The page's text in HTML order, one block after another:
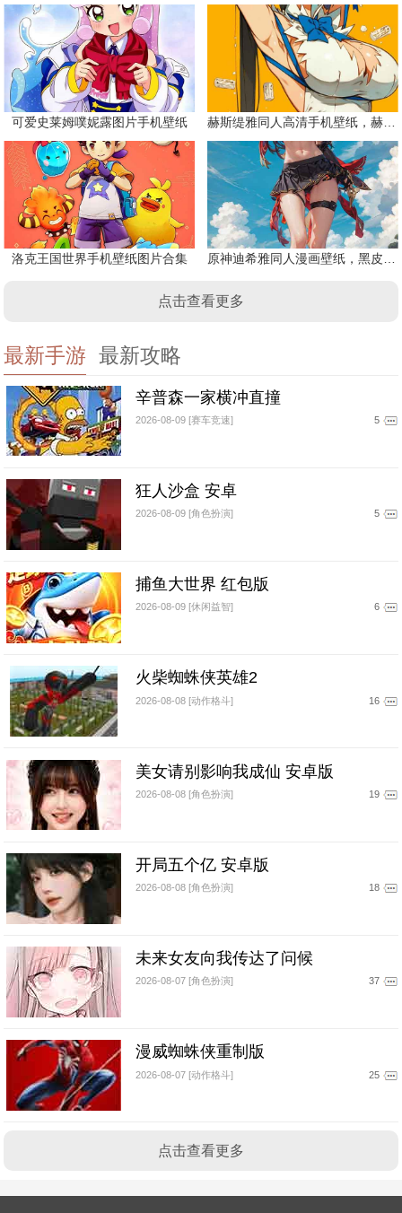
可爱史莱姆噗妮露图片手机壁纸 赫斯缇雅同人高清手机壁纸，赫斯缇雅是什么神？
洛克王国世界手机壁纸图片合集
点击查看更多
最新手游 最新攻略
辛普森一家横冲直撞
2026-08-09 [赛车竞速] 5
狂人沙盒 安卓
2026-08-09 [角色扮演] 5
捕鱼大世界 红包版
2026-08-09 [休闲益智] 6
火柴蜘蛛侠英雄2
2026-08-08 [动作格斗] 16
美女请别影响我成仙 安卓版
2026-08-08 [角色扮演] 19
开局五个亿 安卓版
2026-08-08 [角色扮演] 18
未来女友向我传达了问候
2026-08-07 [角色扮演] 37
漫威蜘蛛侠重制版
2026-08-07 [动作格斗] 25
点击查看更多